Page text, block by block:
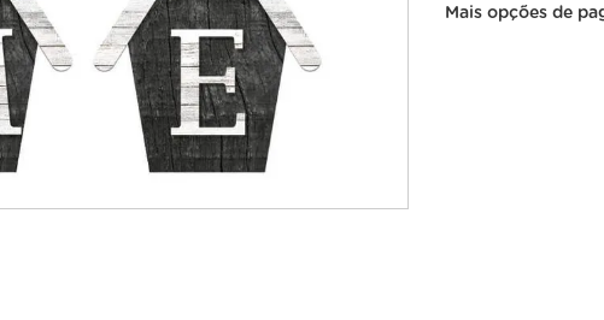
Mais opções de